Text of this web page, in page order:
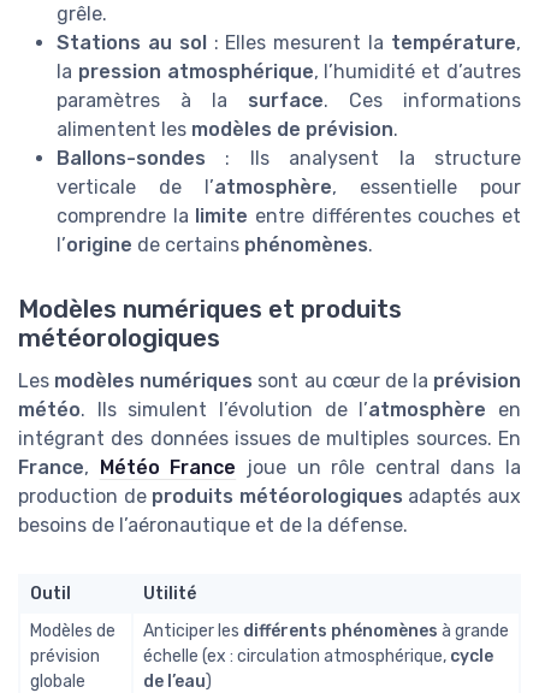
grêle.
Stations au sol: Elles mesurent la température,
la pression atmosphérique, l’humidité et d’autres
paramètres à la surface. Ces informations
alimentent les modèles de prévision.
Ballons-sondes : Ils analysent la structure
verticale de l’atmosphère, essentielle pour
comprendre la limite entre différentes couches et
l’origine de certains phénomènes.
Modèles numériques et produits
météorologiques
Les modèles numériques sont au cœur de la prévision
météo. Ils simulent l’évolution de l’atmosphère en
intégrant des données issues de multiples sources. En
France, Météo France joue un rôle central dans la
production de produits météorologiques adaptés aux
besoins de l’aéronautique et de la défense.
Outil
Utilité
Modèles de
prévision
globale
Anticiper les différents phénomènes à grande
échelle (ex : circulation atmosphérique, cycle
de l’eau)